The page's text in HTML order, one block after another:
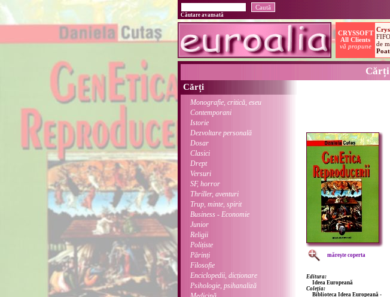
Căutare avansată
Cărți
Cărți
Monografie, critică, eseu
Contemporani
Istorie
Dezvoltare personală
Dosar
Clasici
Drept
Versuri
SF, horror
Thriller, aventuri
Trup, minte, spirit
Business - Economie
Junior
Religii
Polițiste
Părinți
Filosofie
Enciclopedii, dicționare
Psihologie, psihanaliză
mărește coperta
Editura:
Ideea Europeană
Coleția:
Biblioteca Ideea Europeană -